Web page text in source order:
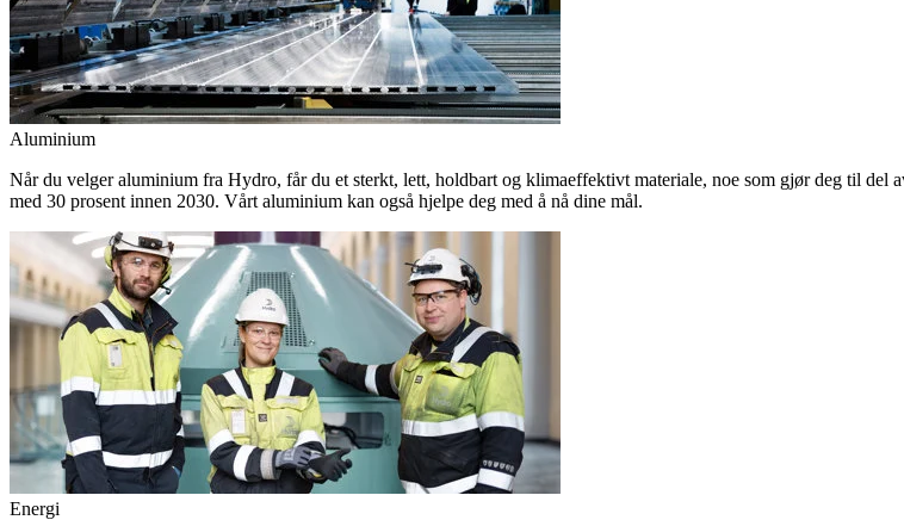
Aluminium
Når du velger aluminium fra Hydro, får du et sterkt, lett, holdbart og klimaeffektivt materiale, noe som gjør deg til
med 30 prosent innen 2030. Vårt aluminium kan også hjelpe deg med å nå dine mål.
Energi